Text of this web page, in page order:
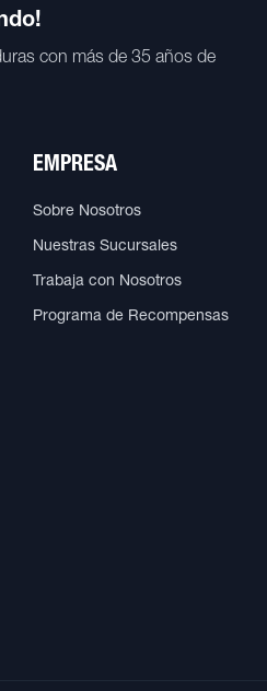
con más de 35 años de
EMPRESA
Sobre Nosotros
Nuestras Sucursales
Trabaja con Nosotros
Programa de Recompensas